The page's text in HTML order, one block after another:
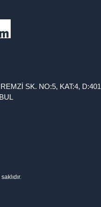
SK. NO:5, KAT:4, D:401